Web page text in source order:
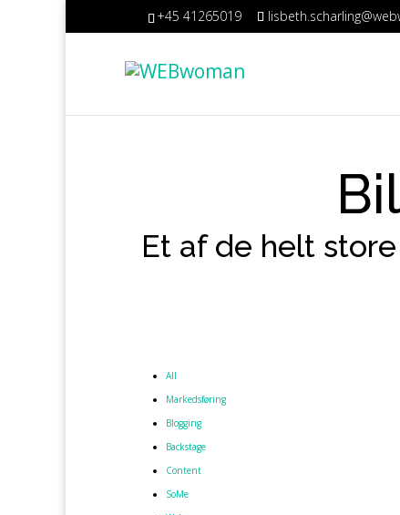
+45 41265019
Et af de helt
All
Markedsføring
Blogging
Backstage
Content
SoMe